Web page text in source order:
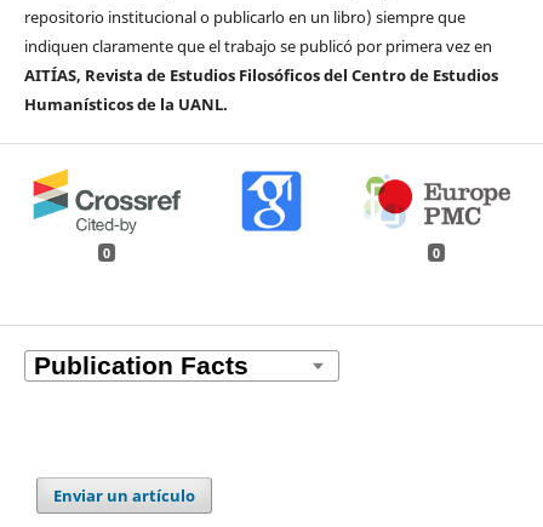
repositorio institucional o publicarlo en un libro) siempre que
indiquen claramente que el trabajo se publicó por primera vez en
AITÍAS, Revista de Estudios Filosóficos del Centro de Estudios
Humanísticos de la UANL.
0 0
Enviar un artículo